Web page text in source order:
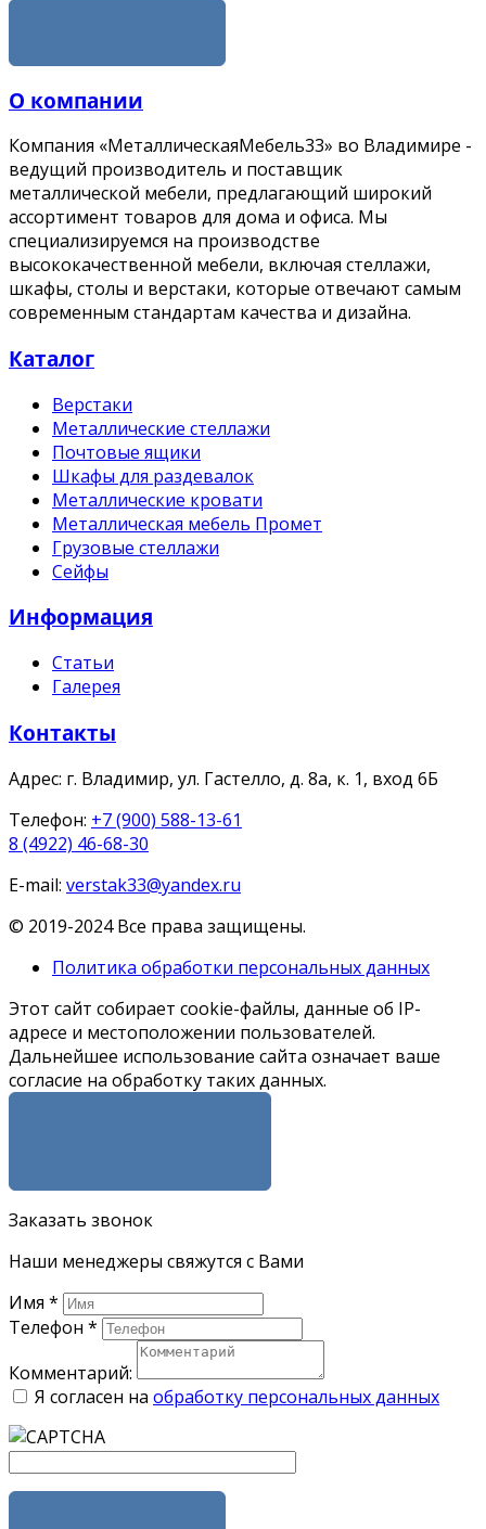
О компании
Компания «МеталлическаяМебель33» во Владимире -
ведущий производитель и поставщик
металлической мебели, предлагающий широкий
ассортимент товаров для дома и офиса. Мы
специализируемся на производстве
высококачественной мебели, включая стеллажи,
шкафы, столы и верстаки, которые отвечают самым
современным стандартам качества и дизайна.
Каталог
Верстаки
Металлические стеллажи
Почтовые ящики
Шкафы для раздевалок
Металлические кровати
Металлическая мебель Промет
Грузовые стеллажи
Сейфы
Информация
Статьи
Галерея
Контакты
Адрес: г. Владимир, ул. Гастелло, д. 8а, к. 1, вход 6Б
Телефон: +7 (900) 588-13-61
8 (4922) 46-68-30
E-mail: verstak33@yandex.ru
© 2019-2024 Все права защищены.
Политика обработки персональных данных
Этот сайт собирает cookie-файлы, данные об IP-
адресе и местоположении пользователей.
Дальнейшее использование сайта означает ваше
согласие на обработку таких данных.
Заказать звонок
Наши менеджеры свяжутся с Вами
Имя *
Телефон *
Комментарий:
Я согласен на обработку персональных данных